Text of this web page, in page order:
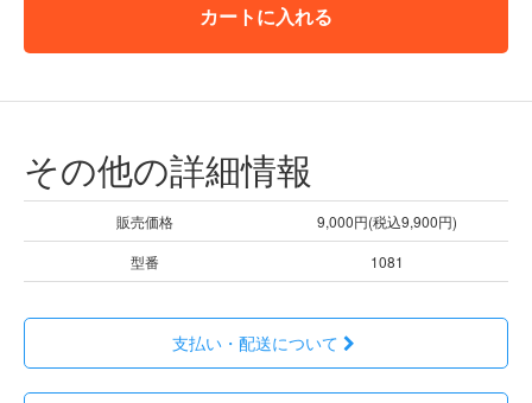
カートに入れる
その他の詳細情報
販売価格
9,000円(税込9,900円)
型番
1081
支払い・配送について